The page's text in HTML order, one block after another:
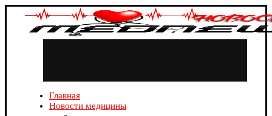
Главная
Новости медицины